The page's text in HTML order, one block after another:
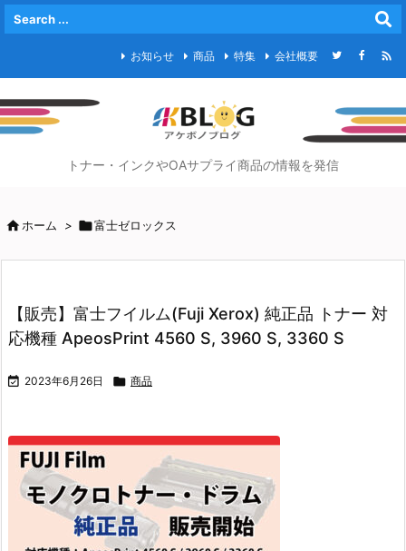
お知らせ 商品 特集 会社概要 
トナー・インクやOAサプライ商品の情報を発信
ホーム > 富士ゼロックス
【販売】富士フイルム(Fuji Xerox) 純正品 トナー 対
応機種 ApeosPrint 4560 S, 3960 S, 3360 S
 2023年6月26日  商品